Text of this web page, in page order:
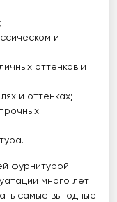
и
оттенков и
и оттенках;
фурнитурой
много лет
самые выгодные